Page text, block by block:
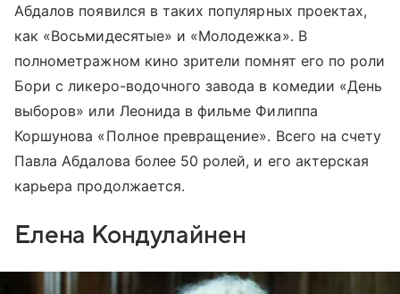
Абдалов появился в таких популярных проектах,
как «Восьмидесятые» и «Молодежка». В
полнометражном кино зрители помнят его по роли
Бори с ликеро-водочного завода в комедии «День
выборов» или Леонида в фильме Филиппа
Коршунова «Полное превращение». Всего на счету
Павла Абдалова более 50 ролей, и его актерская
карьера продолжается.
Елена Кондулайнен